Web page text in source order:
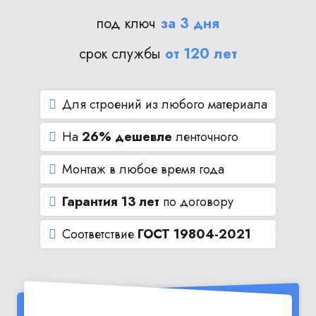
под ключ за 3 дня
срок службы от 120 лет
Для строений из любого материала
На26% дешевле ленточного
Монтаж в любое время года
Гарантия 13 лет по договору
Соответствие ГОСТ 19804-2021